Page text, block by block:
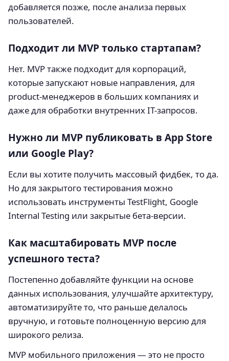
добавляется позже, после анализа первых
пользователей.
Подходит ли MVP только стартапам?
Нет. MVP также подходит для корпораций,
которые запускают новые направления, для
product-менеджеров в больших компаниях и
даже для обработки внутренних IT-запросов.
Нужно ли MVP публиковать в App Store
или Google Play?
Если вы хотите получить массовый фидбек, то да.
Но для закрытого тестирования можно
использовать инструменты TestFlight, Google
Internal Testing или закрытые бета-версии.
Как масштабировать MVP после
успешного теста?
Постепенно добавляйте функции на основе
данных использования, улучшайте архитектуру,
автоматизируйте то, что раньше делалось
вручную, и готовьте полноценную версию для
широкого релиза.
MVP мобильного приложения — это не просто